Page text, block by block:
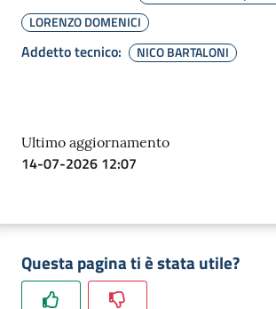
LORENZO DOMENICI
Addetto tecnico: NICO BARTALONI
Ultimo aggiornamento
14-07-2026 12:07
Questa pagina ti è stata utile?